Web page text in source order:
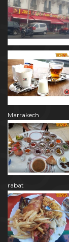
Marrakech
rabat